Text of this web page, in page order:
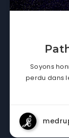
Soyons
perdu dans